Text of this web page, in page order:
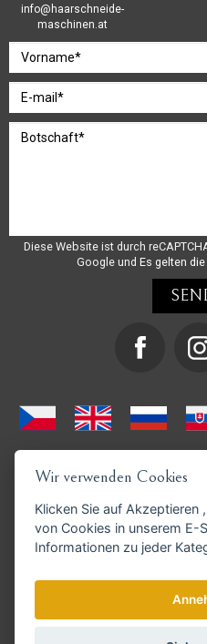
info@haarschneide-
maschinen.at
Diese Website ist durch
Google und Es gelten
GoPay-
Wir verwenden Cookies
Klicken Sie auf Akzeptieren
von Cookies in unserem E-
Informationen zu jeder